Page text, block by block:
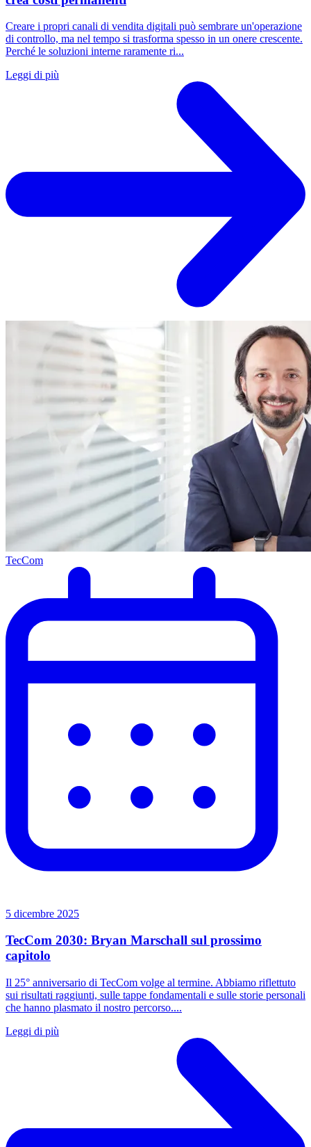
Creare i propri canali di vendita digitali può sembrare un'operazione
di controllo, ma nel tempo si trasforma spesso in un onere crescente.
Perché le soluzioni interne raramente ri...
Leggi di più
TecCom
5 dicembre 2025
TecCom 2030: Bryan Marschall sul prossimo
capitolo
Il 25° anniversario di TecCom volge al termine. Abbiamo riflettuto
sui risultati raggiunti, sulle tappe fondamentali e sulle storie personali
che hanno plasmato il nostro percorso....
Leggi di più